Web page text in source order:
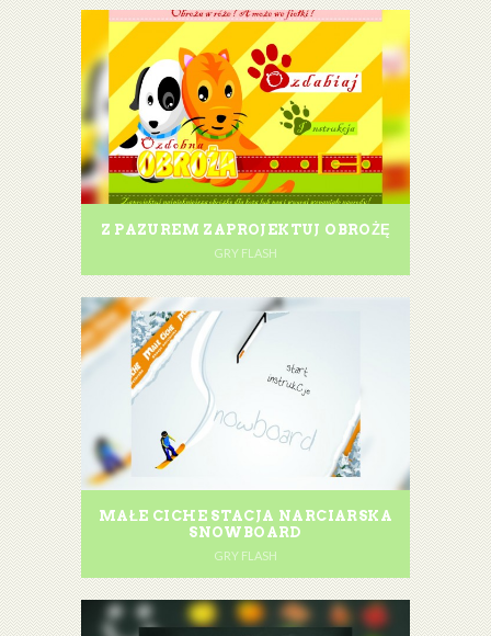
Z PAZUREM ZAPROJEKTUJ OBROŻĘ
GRY FLASH
MAŁE CICHE STACJA NARCIARSKA
SNOWBOARD
GRY FLASH